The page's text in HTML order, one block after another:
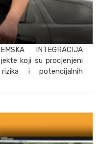
INTEGRACIJA
koji su procjenjeni
i potencijalnih